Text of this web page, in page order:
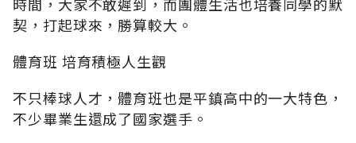
契，打起球來，勝算較大。
體育班 培育積極人生觀
不只棒球人才，體育班也是平鎮高中的一大特色，
不少畢業生還成了國家選手。